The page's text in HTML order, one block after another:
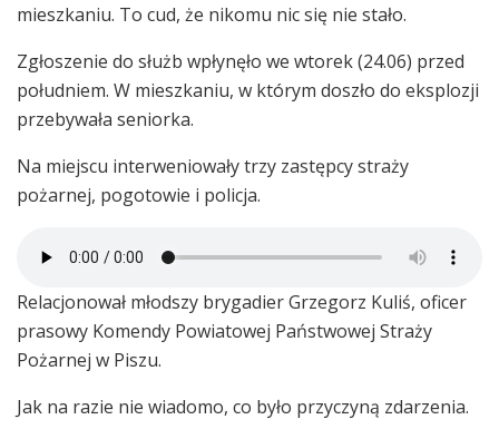
mieszkaniu. To cud, że nikomu nic się nie stało.
Zgłoszenie do służb wpłynęło we wtorek (24.06) przed
południem. W mieszkaniu, w którym doszło do eksplozji
przebywała seniorka.
Na miejscu interweniowały trzy zastępcy straży
pożarnej, pogotowie i policja.
Relacjonował młodszy brygadier Grzegorz Kuliś, oficer
prasowy Komendy Powiatowej Państwowej Straży
Pożarnej w Piszu.
Jak na razie nie wiadomo, co było przyczyną zdarzenia.